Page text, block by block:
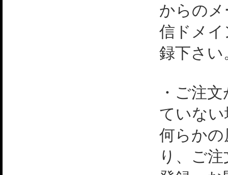
からの
信ドメ
録下さい
・ご注
ていない
何らか
り、ご